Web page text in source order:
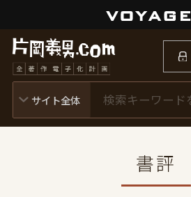
書評